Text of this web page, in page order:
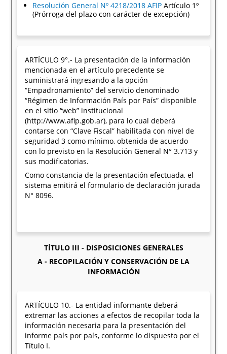
Resolución General Nº 4218/2018 AFIP Artículo 1º
(Prórroga del plazo con carácter de excepción)
ARTÍCULO 9°.- La presentación de la información
mencionada en el artículo precedente se
suministrará ingresando a la opción
“Empadronamiento” del servicio denominado
“Régimen de Información País por País” disponible
en el sitio “web” institucional
(http://www.afip.gob.ar), para lo cual deberá
contarse con “Clave Fiscal” habilitada con nivel de
seguridad 3 como mínimo, obtenida de acuerdo
con lo previsto en la Resolución General N° 3.713 y
sus modificatorias.
Como constancia de la presentación efectuada, el
sistema emitirá el formulario de declaración jurada
N° 8096.
TÍTULO III - DISPOSICIONES GENERALES
A - RECOPILACIÓN Y CONSERVACIÓN DE LA
INFORMACIÓN
ARTÍCULO 10.- La entidad informante deberá
extremar las acciones a efectos de recopilar toda la
información necesaria para la presentación del
informe país por país, conforme lo dispuesto por el
Título I.